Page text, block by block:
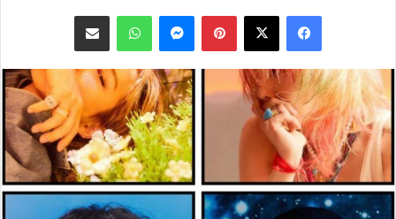
بينتيريستماسنجر واتساب مشاركة عبر البريد